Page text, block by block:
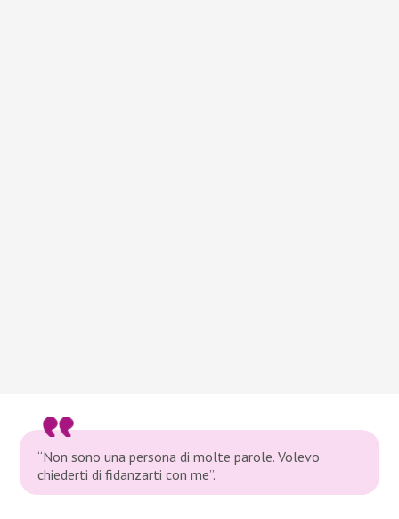
“Non sono una persona di molte parole. Volevo
chiederti di fidanzarti con me”.